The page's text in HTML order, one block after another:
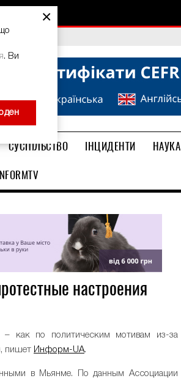
СУСПІЛЬСТВО ІНЦИДЕНТИ НАУКА
настроения
как по политическим мотивам из-за
пишет Информ-UA.
в Мьянме. По данным Ассоциации
×
. Ви